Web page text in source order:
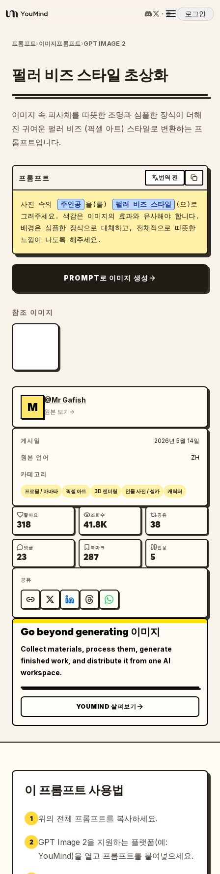
YouMind
로그인
개요
사용 사례
프롬프트
가격
다운로드
블로그
업데이트
프롬프트› 이미지프롬프트›GPT IMAGE 2
펄러 비즈 스타일 초상화
이미지 속 피사체를 따뜻한 조명과 심플한 장식이 더해
진 귀여운 펄러 비즈 (픽셀 아트) 스타일로 변환하는 프
롬프트입니다.
프롬프트 번역 전
사진 속의 주인공 을(를) 펄러 비즈 스타일
(으)로
그려주세요. 색감은 이미지의 효과와 유사해야 합니다.
배경은 심플한 장식으로 대체하고, 전체적으로 따뜻한
느낌이 나도록 해주세요.
PROMPT로 이미지 생성
참조 이미지
M
@Mr Gafish
원본 보기
게시일 2026년 5월 14일
원본 언어 ZH
카테고리
프로필 / 아바타 픽셀 아트 3D 렌더링 인물 사진 / 셀카 캐릭터
좋아요
318
조회수
41.8K
공유
38
댓글
23
북마크
287
인용
5
공유
Go beyond generating 이미지
Collect materials, process them, generate
finished work, and distribute it from one AI
workspace.
YOUMIND 살펴보기
이 프롬프트 사용법
1 위의 전체 프롬프트를 복사하세요.
2 GPT Image 2을 지원하는 플랫폼(예:
YouMind)을 열고 프롬프트를 붙여넣으세요.